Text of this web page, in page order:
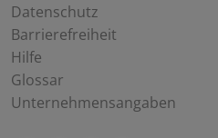
Datenschutz
Barrierefreiheit
Hilfe
Glossar
Unternehmensangaben